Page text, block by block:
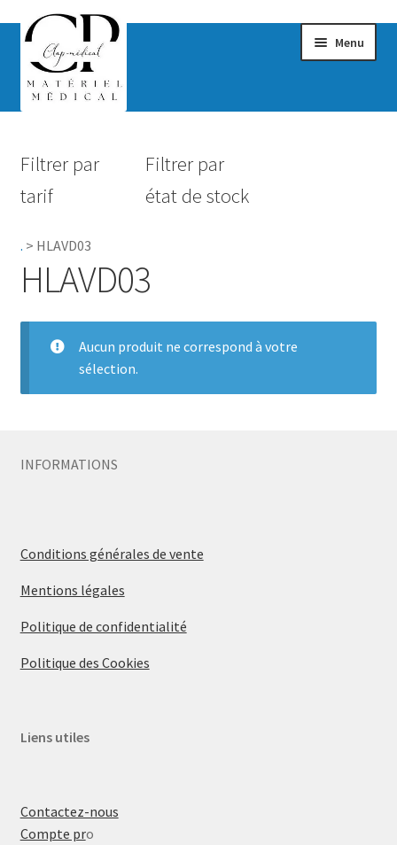
Menu
Hygiène
Accessoires Salle de bain
Pro.
Filtrer par
tarif
Filtrer par
état de stock
. > HLAVD03
HLAVD03
Aucun produit ne correspond à votre
sélection.
INFORMATIONS
Conditions générales de vente
Mentions légales
Politique de confidentialité
Politique des Cookies
Liens utiles
Contactez-nous
Compte pro